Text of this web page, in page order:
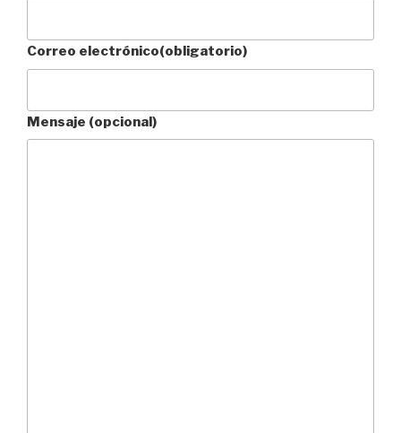
Correo electrónico(obligatorio)
Mensaje (opcional)